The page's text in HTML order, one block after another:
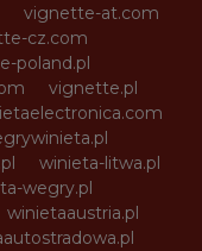
vignette-at.com
cz.com
poland.pl
vignette.pl
winieta-litwa.pl
wegry.pl
winietaaustria.pl